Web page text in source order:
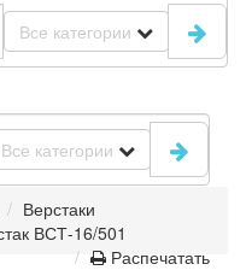
Все категории
Все категории
Верстаки
ВСТ-16/501
Распечатать